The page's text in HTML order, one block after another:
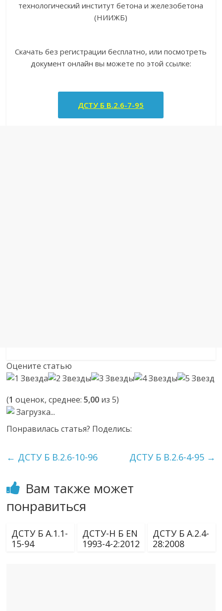
технологический институт бетона и железобетона
(НИИЖБ)
Скачать без регистрации бесплатно, или посмотреть
документ онлайн вы можете по этой ссылке:
ДСТУ Б В.2.6-7-95
Оцените статью
(1 оценок, среднее:5,00 из 5)
Загрузка...
Понравилась статья? Поделись:
← ДСТУ Б В.2.6-10-96 ДСТУ Б В.2.6-4-95 →
Вам также может
понравиться
ДСТУ Б А.1.1-
15-94
ДСТУ-Н Б EN
1993-4-2:2012
ДСТУ Б А.2.4-
28:2008